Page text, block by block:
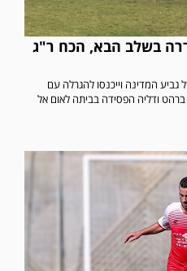
בשלב הבא, הכח ר"ג
גביע המדינה וייכנסו להגרלה עם
ודליה הפסידה בביתה לאום אל